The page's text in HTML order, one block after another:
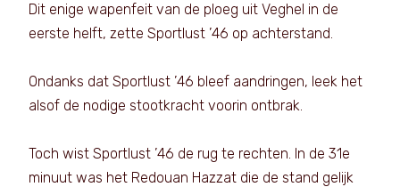
Dit enige wapenfeit van de ploeg uit Veghel in de
eerste helft, zette Sportlust ’46 op achterstand.
Ondanks dat Sportlust ’46 bleef aandringen, leek het
alsof de nodige stootkracht voorin ontbrak.
Toch wist Sportlust ’46 de rug te rechten. In de 31e
minuut was het Redouan Hazzat die de stand gelijk